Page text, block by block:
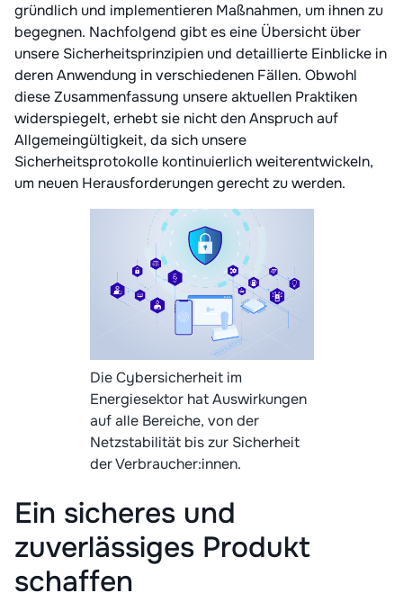
gründlich und implementieren Maßnahmen, um ihnen zu
begegnen. Nachfolgend gibt es eine Übersicht über
unsere Sicherheitsprinzipien und detaillierte Einblicke in
deren Anwendung in verschiedenen Fällen. Obwohl
diese Zusammenfassung unsere aktuellen Praktiken
widerspiegelt, erhebt sie nicht den Anspruch auf
Allgemeingültigkeit, da sich unsere
Sicherheitsprotokolle kontinuierlich weiterentwickeln,
um neuen Herausforderungen gerecht zu werden.
Die Cybersicherheit im
Energiesektor hat Auswirkungen
auf alle Bereiche, von der
Netzstabilität bis zur Sicherheit
der Verbraucher:innen.
Ein sicheres und
zuverlässiges Produkt
schaffen